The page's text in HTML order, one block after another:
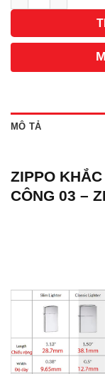
MÔ TẢ
ZIPPO
CÔNG 03 –